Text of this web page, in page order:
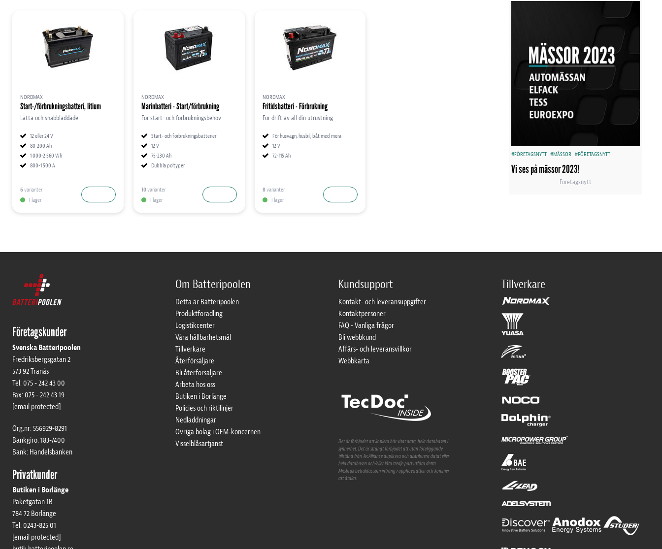
NORDMAX
Start-/förbrukningsbatteri, litium
Lätta och snabbladdade
12 eller 24 V
80-200 Ah
1 000-2 560 Wh
800-1 500 A
6varianter
I lager
NORDMAX
Marinbatteri - Start/förbrukning
För start- och förbrukningsbehov
Start- och förbrukningsbatterier
12 V
75-230 Ah
Dubbla poltyper
10varianter
I lager
NORDMAX
Fritidsbatteri - Förbrukning
För drift av all din utrustning
För husvagn, husbil, båt med mera
12 V
72-115 Ah
8varianter
I lager
#FÖRETAGSNYTT #MÄSSOR #FÖRETAGSNYTT
Vi ses på mässor 2023!
Företagsnytt
Företagskunder
Svenska Batteripoolen
Fredriksbergsgatan 2
573 92 Tranås
Tel: 075 - 242 43 00
Fax: 075 - 242 43 19
[email protected]
Org.nr: 556929-8291
Bankgiro: 183-7400
Bank: Handelsbanken
Privatkunder
Butiken i Borlänge
Paketgatan 1B
784 72 Borlänge
Tel: 0243-825 01
[email protected]
Om Batteripoolen
Detta är Batteripoolen
Produktförädling
Logistikcenter
Våra hållbarhetsmål
Tillverkare
Återförsäljare
Bli återförsäljare
Arbeta hos oss
Butiken i Borlänge
Policies och riktilinjer
Nedladdningar
Övriga bolag i OEM-koncernen
Visselblåsartjänst
Kundsupport
Kontakt- och leveransuppgifter
Kontaktpersoner
FAQ - Vanliga frågor
Bli webbkund
Affärs- och leveransvillkor
Webbkarta
Det är förbjudet att kopiera här visat data, hela databasen i
synnerhet. Det är strängt förbjudet att utan föreliggande
tillstånd från TecAlliance duplicera och distribuera datat eller
hela databasen och/eller låta tredje part utföra detta.
Missbruk betraktas som intrång i upphovsrätten och kommer
att åtalas.
Tillverkare